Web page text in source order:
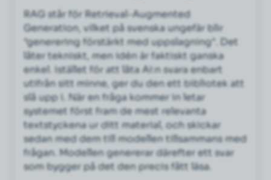
RAG står för Retrieval-Augmented
Generation, vilket på svenska ungefär blir
"generering förstärkt med uppslagning". Det
låter tekniskt, men idén är faktiskt ganska
enkel. Istället för att låta AI:n svara enbart
utifrån sitt minne, ger du den ett bibliotek att
slå upp i. När en fråga kommer in letar
systemet först fram de mest relevanta
textstyckena ur ditt material, och skickar
sedan med dem till modellen tillsammans med
frågan. Modellen genererar därefter ett svar
som bygger på det den precis fått läsa.